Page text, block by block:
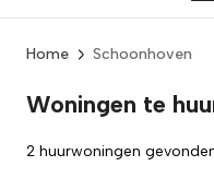
Home Schoonhoven
Woningen te
2 huurwoningen